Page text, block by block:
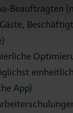
Beauftragten
App)